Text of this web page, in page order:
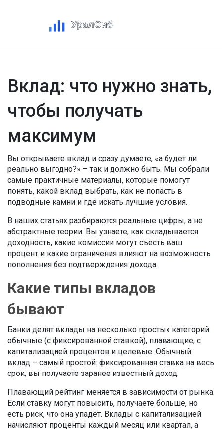
Вклад: что нужно знать,
чтобы получать
максимум
Вы открываете вклад и сразу думаете, «а будет ли
реально выгодно?» – так и должно быть. Мы собрали
самые практичные материалы, которые помогут
понять, какой вклад выбрать, как не попасть в
подводные камни и где искать лучшие условия.
В наших статьях разбираются реальные цифры, а не
абстрактные теории. Вы узнаете, как складывается
доходность, какие комиссии могут съесть ваш
процент и какие ограничения влияют на возможность
пополнения без подтверждения дохода.
Какие типы вкладов
бывают
Банки делят вклады на несколько простых категорий:
обычные (с фиксированной ставкой), плавающие, с
капитализацией процентов и целевые. Обычный
вклад – самый простой: фиксированная ставка на весь
срок, вы получаете заранее известный доход.
Плавающий рейтинг меняется в зависимости от рынка.
Если ставку могут повысить, получаете больше, но
есть риск, что она упадёт. Вклады с капитализацией
начисляют проценты каждый месяц или квартал, а